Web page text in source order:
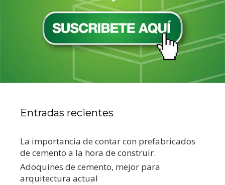
Entradas recientes
La importancia de contar con prefabricados
de cemento a la hora de construir.
Adoquines de cemento, mejor para
arquitectura actual